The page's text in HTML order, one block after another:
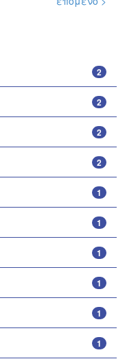
2
2
2
2
1
1
1
1
1
1